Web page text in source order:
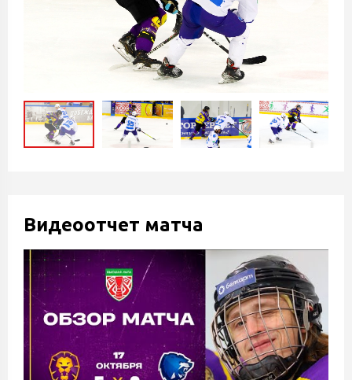
Видеоотчет матча